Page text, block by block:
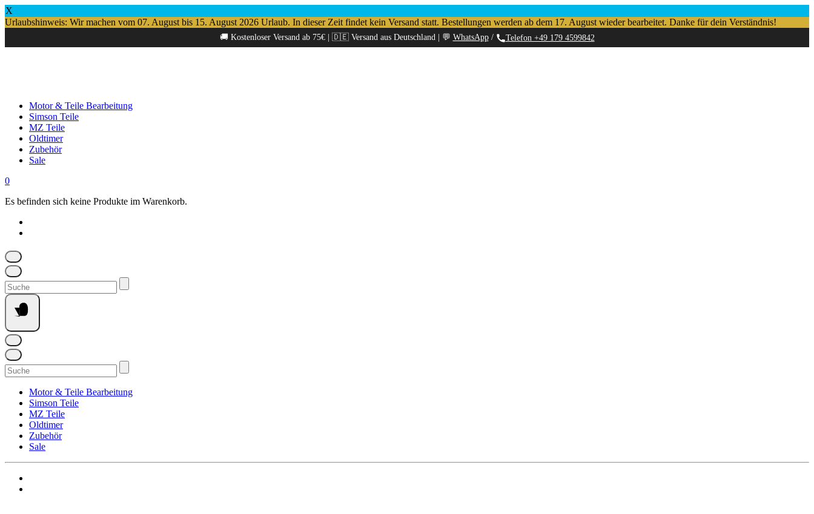
X
Urlaubshinweis: Wir machen vom 07. August bis 15. August 2026 Urlaub. In dieser Zeit findet kein Versand statt. Bestellungen werden ab dem 17. August wieder bearbeitet. Danke für dein Verständnis!
🚚 Kostenloser Versand ab 75€ | 🇩🇪 Versand aus Deutschland | 💬 WhatsApp/ Telefon +49 179 4599842
Motor & Teile Bearbeitung
Simson Teile
MZ Teile
Oldtimer
Zubehör
Sale
0
Es befinden sich keine Produkte im Warenkorb.
Suchen
nach:
Suchen
nach:
Motor & Teile Bearbeitung
Simson Teile
MZ Teile
Oldtimer
Zubehör
Sale